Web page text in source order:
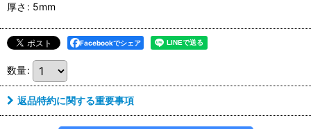
厚さ : 5mm
Facebookでシェア
数量:
返品特約に関する重要事項